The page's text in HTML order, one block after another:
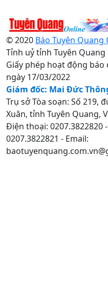
© 2020 Báo Tuyên Quang
Tỉnh uỷ tỉnh Tuyên Quang
Giấy phép hoạt động báo
ngày 17/03/2022
Giám đốc: Mai Đức
Trụ sở Tòa soạn: Số 219,
Xuân, tỉnh Tuyên Quang,
Điện thoại: 0207.3822820
0207.3822821 - Email: